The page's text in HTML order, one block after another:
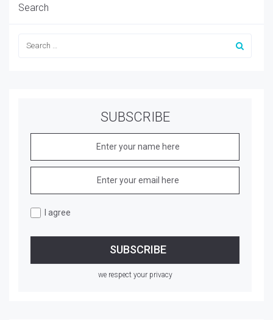
Search
SUBSCRIBE
I agree
we respect your privacy